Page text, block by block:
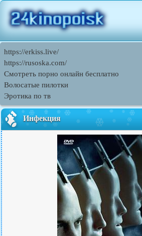
https://erkiss.live/
https://rusoska.com/
Смотреть порно онлайн бесплатно
Волосатые пилотки
Эротика по тв
Инфекция